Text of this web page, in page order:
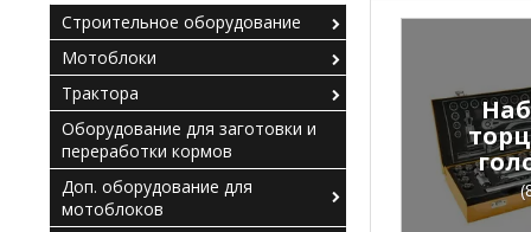
Строительное оборудование
Мотоблоки
Трактора
Оборудование для заготовки и
переработки кормов
Доп. оборудование для
мотоблоков